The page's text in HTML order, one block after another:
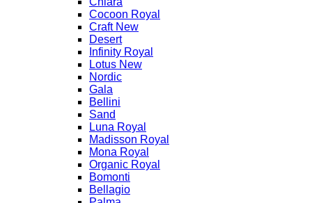
Cocoon Royal
Craft New
Desert
Infinity Royal
Lotus New
Nordic
Gala
Bellini
Sand
Luna Royal
Madisson Royal
Mona Royal
Organic Royal
Bomonti
Bellagio